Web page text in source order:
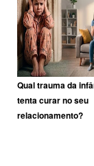
Qual trauma da
tenta curar no seu
relacionamento?